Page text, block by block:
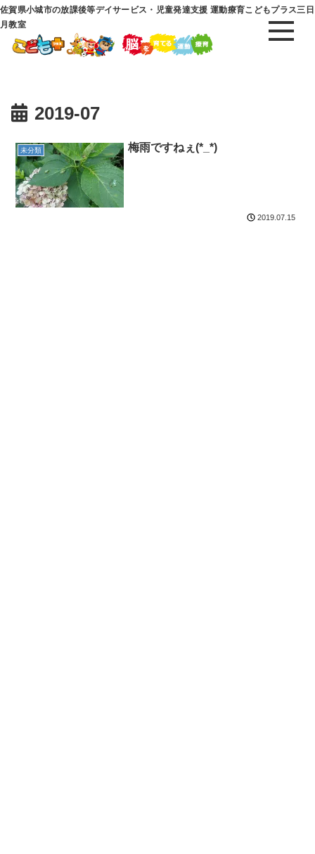
佐賀県小城市の放課後等デイサービス・児童発達支援 運動療育こどもプラス三日
月教室
2019-07
未分類 梅雨ですねぇ(*_*)
2019.07.15